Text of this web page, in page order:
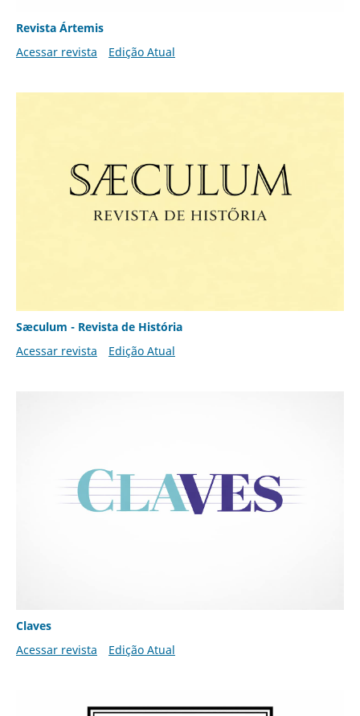
Revista Ártemis
Acessar revista
Edição Atual
Sæculum - Revista de História
Acessar revista
Edição Atual
Claves
Acessar revista
Edição Atual